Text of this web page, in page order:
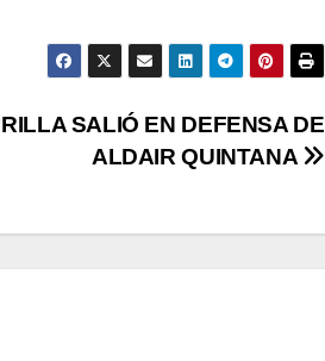
SALIÓ EN DEFENSA DE
ALDAIR QUINTANA